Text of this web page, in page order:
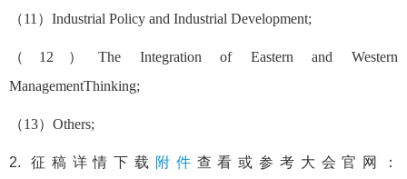
（11）Industrial Policy and Industrial Development;
（12）The Integration of Eastern and Western
ManagementThinking;
（13）Others;
2. 征稿详情下载 附件 查看或参考大会官网：